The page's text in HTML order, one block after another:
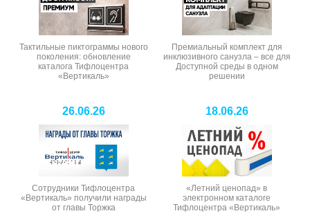
Тактильные пиктограммы нового
поколения: обновление
каталога Тифлоцентра
«Вертикаль»
Премиальный комплект для
инклюзивного санузла – все для
Доступной среды в одном
решении
26.06.26
Сотрудники Тифлоцентра
«Вертикаль» получили награды
от главы Торжка
18.06.26
«Летний ценопад» в
электронном каталоге
Тифлоцентра «Вертикаль»